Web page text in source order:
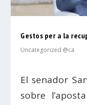
Gestos per a la
Uncategorized @ca
El senador
sobre